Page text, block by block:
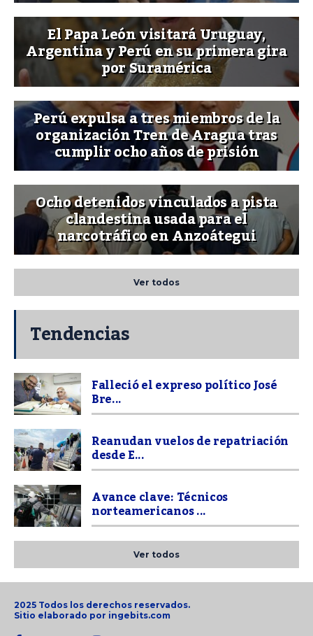
El Papa León visitará Uruguay,
Argentina y Perú en su primera gira
por Suramérica
Perú expulsa a tres miembros de la
organización Tren de Aragua tras
cumplir ocho años de prisión
Ocho detenidos vinculados a pista
clandestina usada para el
narcotráfico en Anzoátegui
Ver todos
Tendencias
Falleció el expreso político José
Bre...
Reanudan vuelos de repatriación
desde E...
Avance clave: Técnicos
norteamericanos ...
Ver todos
2025 Todos los derechos reservados.
Sitio elaborado por ingebits.com